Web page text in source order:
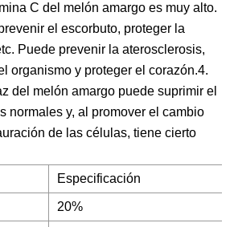
C del melón amargo es muy alto.
el escorbuto, proteger la
Puede prevenir la aterosclerosis,
organismo y proteger el corazón.4.
del melón amargo puede suprimir el
normales y, al promover el cambio
de las células, tiene cierto
Especificación
20%